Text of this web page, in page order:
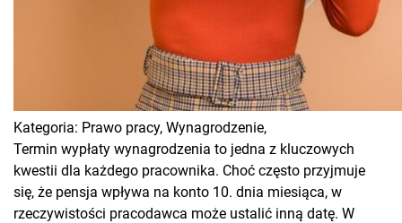
Kategoria: Prawo pracy, Wynagrodzenie,
Termin wypłaty wynagrodzenia to jedna z kluczowych
kwestii dla każdego pracownika. Choć często przyjmuje
się, że pensja wpływa na konto 10. dnia miesiąca, w
rzeczywistości pracodawca może ustalić inną datę. W